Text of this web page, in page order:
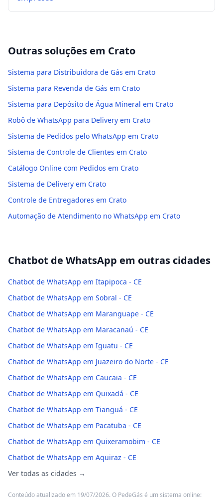
Outras soluções em Crato
Sistema para Distribuidora de Gás em Crato
Sistema para Revenda de Gás em Crato
Sistema para Depósito de Água Mineral em Crato
Robô de WhatsApp para Delivery em Crato
Sistema de Pedidos pelo WhatsApp em Crato
Sistema de Controle de Clientes em Crato
Catálogo Online com Pedidos em Crato
Sistema de Delivery em Crato
Controle de Entregadores em Crato
Automação de Atendimento no WhatsApp em Crato
Chatbot de WhatsApp em outras cidades
Chatbot de WhatsApp em Itapipoca - CE
Chatbot de WhatsApp em Sobral - CE
Chatbot de WhatsApp em Maranguape - CE
Chatbot de WhatsApp em Maracanaú - CE
Chatbot de WhatsApp em Iguatu - CE
Chatbot de WhatsApp em Juazeiro do Norte - CE
Chatbot de WhatsApp em Caucaia - CE
Chatbot de WhatsApp em Quixadá - CE
Chatbot de WhatsApp em Tianguá - CE
Chatbot de WhatsApp em Pacatuba - CE
Chatbot de WhatsApp em Quixeramobim - CE
Chatbot de WhatsApp em Aquiraz - CE
Ver todas as cidades →
Conteúdo atualizado em 19/07/2026. O PedeGás é um sistema online: